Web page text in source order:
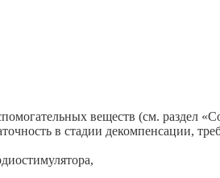
веществ (см. раздел
в стадии декомпенсации,